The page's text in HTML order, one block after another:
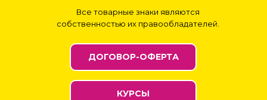
Все товарные знаки являются
собственностью их правообладателей.
КУРСЫ
ДОГОВОР-ОФЕРТА